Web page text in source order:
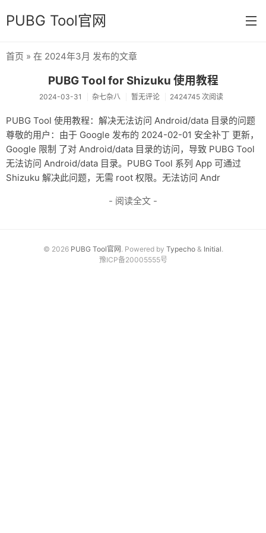
PUBG Tool官网
分类
杂七杂八
运营日常
新版发布
归档
首页 » 在 2024年3月 发布的文章
PUBG Tool for Shizuku 使用教程
2024-03-31 杂七杂八 暂无评论 2424745 次阅读
PUBG Tool 使用教程：解决无法访问 Android/data 目录的问题
尊敬的用户：由于 Google 发布的 2024-02-01 安全补丁 更新，
Google 限制 了对 Android/data 目录的访问，导致 PUBG Tool
无法访问 Android/data 目录。PUBG Tool 系列 App 可通过
Shizuku 解决此问题，无需 root 权限。无法访问 Andr
- 阅读全文 -
© 2026 PUBG Tool官网 . Powered by Typecho& Initial.
豫ICP备20005555号